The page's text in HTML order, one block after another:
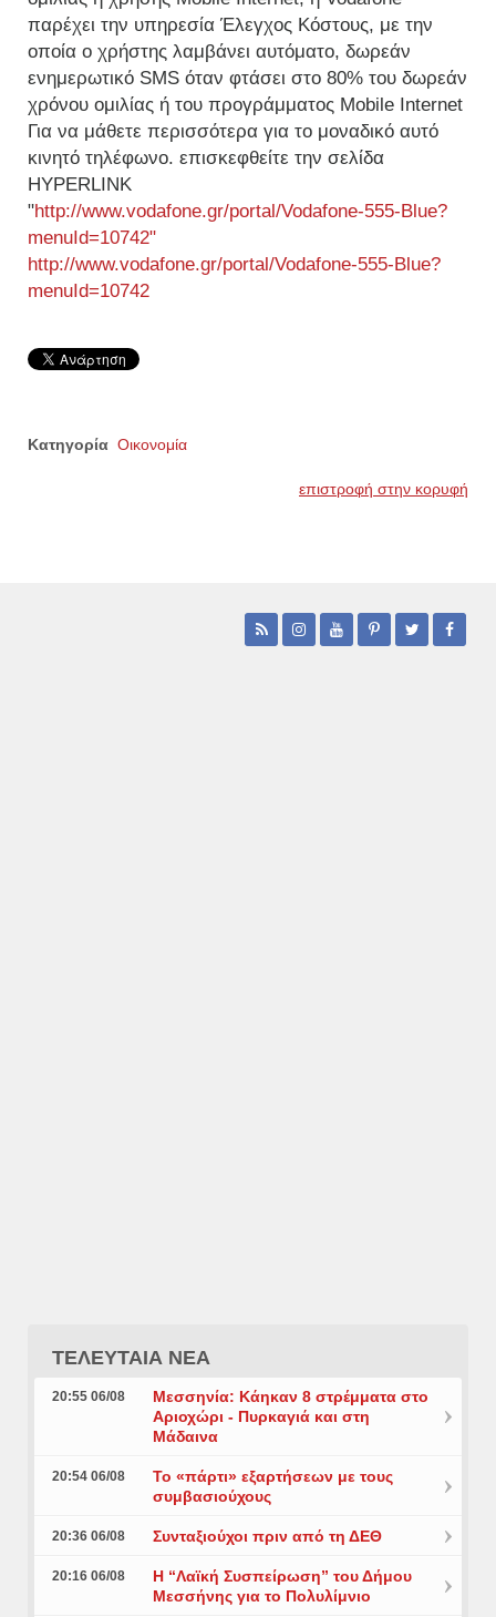
παρέχει την υπηρεσία Έλεγχος Κόστους, με την
οποία ο χρήστης λαμβάνει αυτόματο, δωρεάν
ενημερωτικό SMS όταν φτάσει στο 80% του δωρεάν
χρόνου ομιλίας ή του προγράμματος Mobile Internet
Για να μάθετε περισσότερα για το μοναδικό αυτό
κινητό τηλέφωνο. επισκεφθείτε την σελίδα
HYPERLINK
"http://www.vodafone.gr/portal/Vodafone-555-Blue?
menuId=10742"
http://www.vodafone.gr/portal/Vodafone-555-Blue?
menuId=10742
Κατηγορία Οικονομία
επιστροφή στην κορυφή
ΤΕΛΕΥΤΑΙΑ ΝΕΑ
20:55 06/08
Μεσσηνία: Κάηκαν 8 στρέμματα στο
Αριοχώρι - Πυρκαγιά και στη
Μάδαινα
20:54 06/08
Το «πάρτι» εξαρτήσεων με τους
συμβασιούχους
20:36 06/08 Συνταξιούχοι πριν από τη ΔΕΘ
20:16 06/08
Η “Λαϊκή Συσπείρωση” του Δήμου
Μεσσήνης για το Πολυλίμνιο